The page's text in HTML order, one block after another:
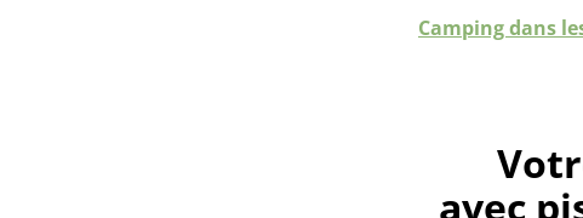
Camping dans
avec